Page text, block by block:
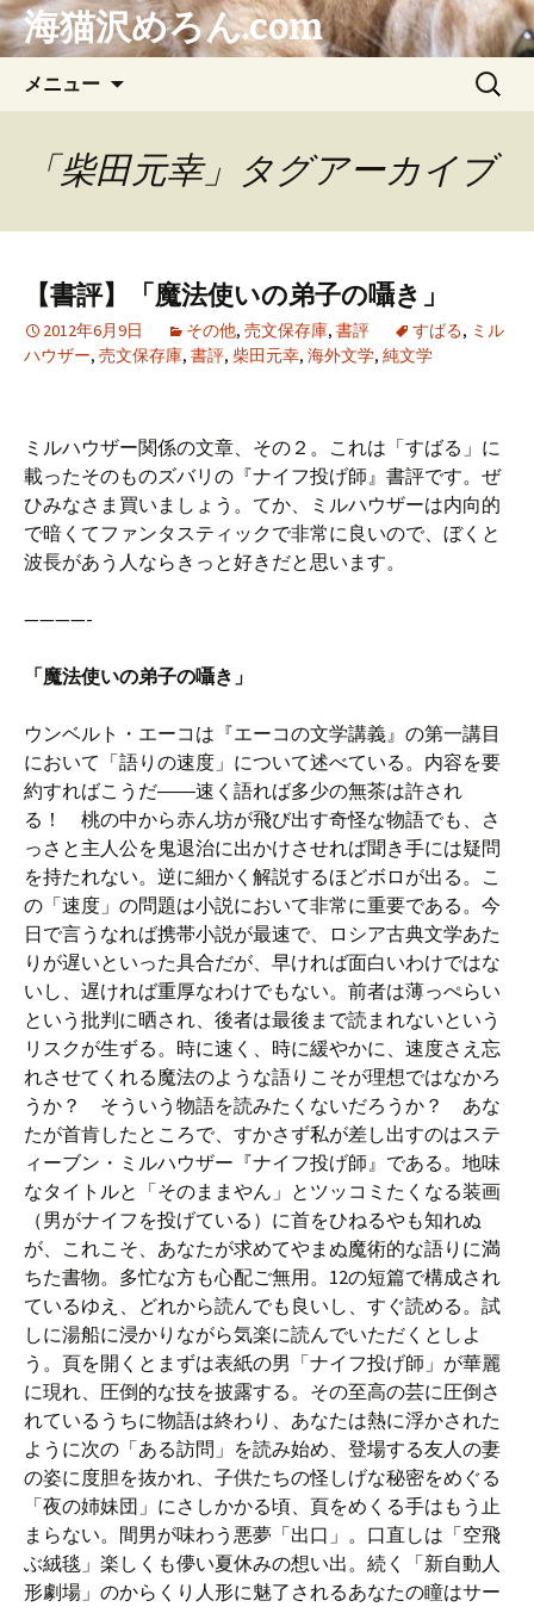
海猫沢めろん.com
メニュー
ン
ツ
プ
検
「柴田元幸」タグアーカイブ
【書評】「魔法使いの弟子の囁き」
2012年6月9日 その他, 売文保存庫, 書評 すばる, ミル
ハウザー, 売文保存庫, 書評, 柴田元幸, 海外文学, 純文学
ミルハウザー関係の文章、その２。これは「すばる」に
載ったそのものズバリの『ナイフ投げ師』書評です。ぜ
ひみなさま買いましょう。てか、ミルハウザーは内向的
で暗くてファンタスティックで非常に良いので、ぼくと
波長があう人ならきっと好きだと思います。
————-
「魔法使いの弟子の囁き」
ウンベルト・エーコは『エーコの文学講義』の第一講目
において「語りの速度」について述べている。内容を要
約すればこうだ――速く語れば多少の無茶は許され
る！ 桃の中から赤ん坊が飛び出す奇怪な物語でも、さ
っさと主人公を鬼退治に出かけさせれば聞き手には疑問
を持たれない。逆に細かく解説するほどボロが出る。こ
の「速度」の問題は小説において非常に重要である。今
日で言うなれば携帯小説が最速で、ロシア古典文学あた
りが遅いといった具合だが、早ければ面白いわけではな
いし、遅ければ重厚なわけでもない。前者は薄っぺらい
という批判に晒され、後者は最後まで読まれないという
リスクが生ずる。時に速く、時に緩やかに、速度さえ忘
れさせてくれる魔法のような語りこそが理想ではなかろ
うか？ そういう物語を読みたくないだろうか？ あな
たが首肯したところで、すかさず私が差し出すのはステ
ィーブン・ミルハウザー『ナイフ投げ師』である。地味
なタイトルと「そのままやん」とツッコミたくなる装画
（男がナイフを投げている）に首をひねるやも知れぬ
が、これこそ、あなたが求めてやまぬ魔術的な語りに満
ちた書物。多忙な方も心配ご無用。12の短篇で構成され
ているゆえ、どれから読んでも良いし、すぐ読める。試
しに湯船に浸かりながら気楽に読んでいただくとしよ
う。頁を開くとまずは表紙の男「ナイフ投げ師」が華麗
に現れ、圧倒的な技を披露する。その至高の芸に圧倒さ
れているうちに物語は終わり、あなたは熱に浮かされた
ように次の「ある訪問」を読み始め、登場する友人の妻
の姿に度胆を抜かれ、子供たちの怪しげな秘密をめぐる
「夜の姉妹団」にさしかかる頃、頁をめくる手はもう止
まらない。間男が味わう悪夢「出口」。口直しは「空飛
ぶ絨毯」楽しくも儚い夏休みの想い出。続く「新自動人
形劇場」のからくり人形に魅了されるあなたの瞳はサー